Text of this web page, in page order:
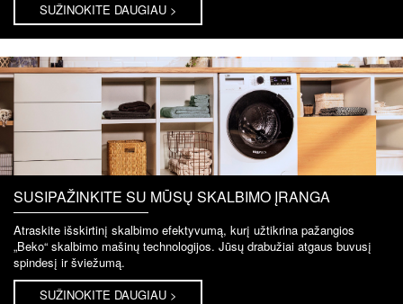
SUŽINOKITE DAUGIAU >
SUSIPAŽINKITE SU MŪSŲ SKALBIMO ĮRANGA
Atraskite išskirtinį skalbimo efektyvumą, kurį užtikrina pažangios
„Beko“ skalbimo mašinų technologijos. Jūsų drabužiai atgaus buvusį
spindesį ir šviežumą.
SUŽINOKITE DAUGIAU >